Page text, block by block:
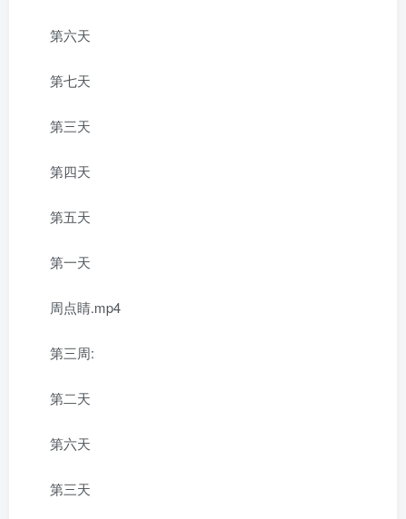
第六天
第七天
第三天
第四天
第五天
第一天
周点睛.mp4
第三周:
第二天
第六天
第三天